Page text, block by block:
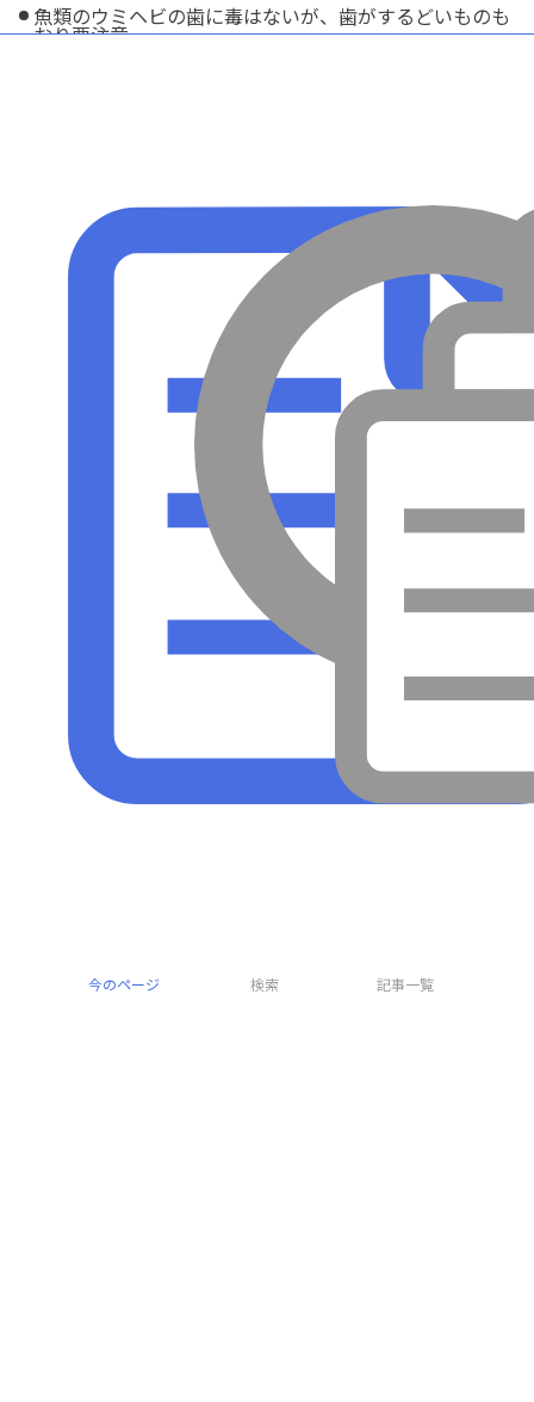
魚類のウミヘビの歯に毒はないが、歯がするどいものも
おり要注意
ろ過槽は外掛けろ過槽は望ましくない。上部ろ過槽かオ
ーバーフロー水槽推奨
モヨウモンガラドオシやシマウミヘビがおすすめ
今のページ 検索 記事一覧